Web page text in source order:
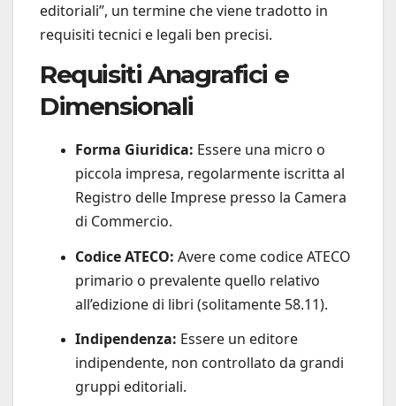
editoriali”, un termine che viene tradotto in
requisiti tecnici e legali ben precisi.
Requisiti Anagrafici e
Dimensionali
Forma Giuridica: Essere una micro o
piccola impresa, regolarmente iscritta al
Registro delle Imprese presso la Camera
di Commercio.
Codice ATECO: Avere come codice ATECO
primario o prevalente quello relativo
all’edizione di libri (solitamente 58.11).
Indipendenza: Essere un editore
indipendente, non controllato da grandi
gruppi editoriali.